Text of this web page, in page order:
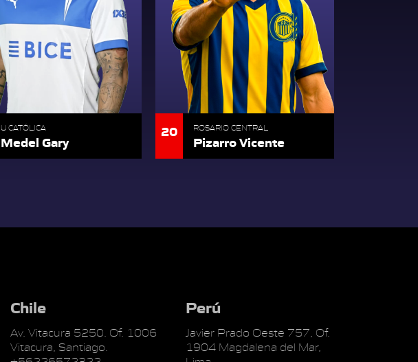
U CATÓLICA
Medel Gary
20 ROSARIO CENTRAL
Pizarro Vicente
Chile
Av. Vitacura 5250. Of. 1006
Vitacura, Santiago.
Perú
Javier Prado Oeste 757, Of.
1904 Magdalena del Mar,